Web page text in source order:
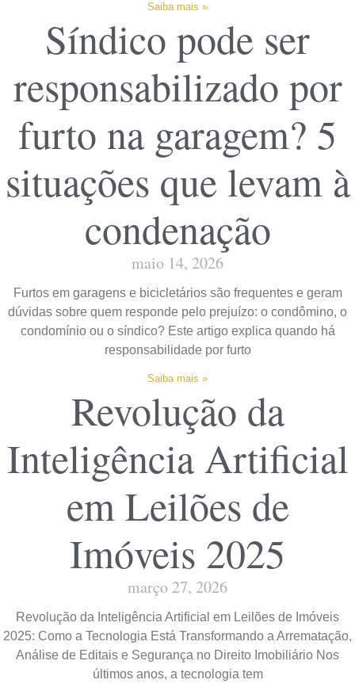
Saiba mais »
Síndico pode ser
responsabilizado por
furto na garagem? 5
situações que levam à
condenação
maio 14, 2026
Furtos em garagens e bicicletários são frequentes e geram
dúvidas sobre quem responde pelo prejuízo: o condômino, o
condomínio ou o síndico? Este artigo explica quando há
responsabilidade por furto
Saiba mais »
Revolução da
Inteligência Artificial
em Leilões de
Imóveis 2025
março 27, 2026
Revolução da Inteligência Artificial em Leilões de Imóveis
2025: Como a Tecnologia Está Transformando a Arrematação,
Análise de Editais e Segurança no Direito Imobiliário Nos
últimos anos, a tecnologia tem